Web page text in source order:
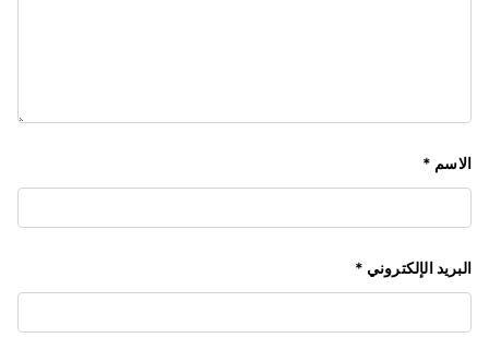
الاسم *
البريد الإلكتروني *